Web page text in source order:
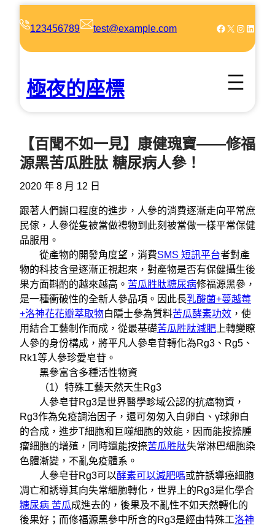
123456789 test@example.com Facebook X Instagram LinkedIn
極夜的座標
【百聞不如一見】康健瑰寶——修福
源黑苦瓜胜肽 糖尿病人參！
2020 年 8 月 12 日
跟著人們餬口程度的進步，人參的消費逐漸走向平常庶
民傢，人參從隻被當做禮物到此刻被當做一樣平常保健
品服用。
從產物的開發角度望，消費SMS 短訊平台者對產
物的科技含量逐漸正視起來，對產物是否有保健攝生後
果方面斟酌的越來越高。 苦瓜胜肽糖尿病修福源黑參，
是一種衝破性的全新人參品項。因此長乳酸菌+蔓越莓
+洛神花花瓣萃取物白隱士參為質料苦瓜酵素功效 ，使
用結合工藝制作而成，從最基礎苦瓜胜肽減肥 上轉變瞭
人參的身份構成，將平凡人參皂苷轉化為Rg3、Rg5、
Rk1等人參珍愛皂苷。
黑參富含多種活性物資
（1）特殊工藝天然天生Rg3
人參皂苷Rg3是世界醫學畛域公認的抗癌物資，
Rg3作為免疫調治因子，還可匆匆入白卵白、γ球卵白
的合成，進步T細胞和巨噬細胞的效能，因而能按捺腫
瘤細胞的增殖，同時還能按捺苦瓜胜肽失常淋巴細胞染
色體漸變，不亂免疫體系。
人參皂苷Rg3可以酵素可以減肥嗎或許誘導癌細胞
凋亡和誘導其向失常細胞轉化，世界上的Rg3是化學合
糖尿病 苦瓜成進去的，後果及不亂性不如天然轉化的
後果好；而修福源黑參中所含的Rg3是經由特殊工洛神